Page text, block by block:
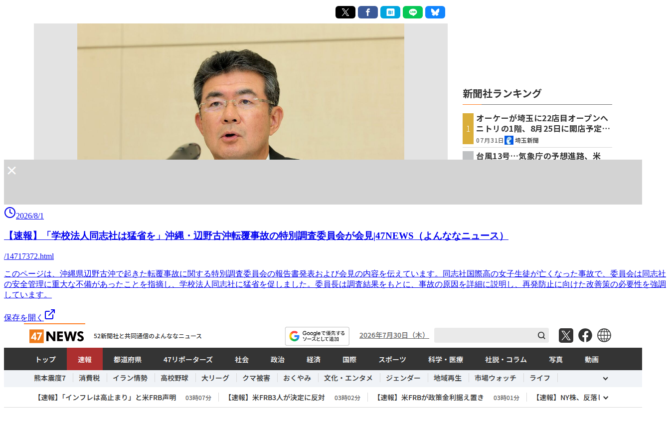
2026/8/1
【速報】「学校法人同志社は猛省を」沖縄・辺野古沖転覆事故の特別調査委員会が会見|47NEWS（よんななニュース）
/14717372.html
このページは、沖縄県辺野古沖で起きた転覆事故に関する特別調査委員会の報告書発表および会見の内容を伝えています。同志社国際高の女子生徒が亡くなった事故で、委員会は同志社
の安全管理に重大な不備があったことを指摘し、学校法人同志社に猛省を促しました。委員長は調査結果をもとに、事故の原因を詳細に説明し、再発防止に向けた改善策の必要性を強調
しています。
保存を開く